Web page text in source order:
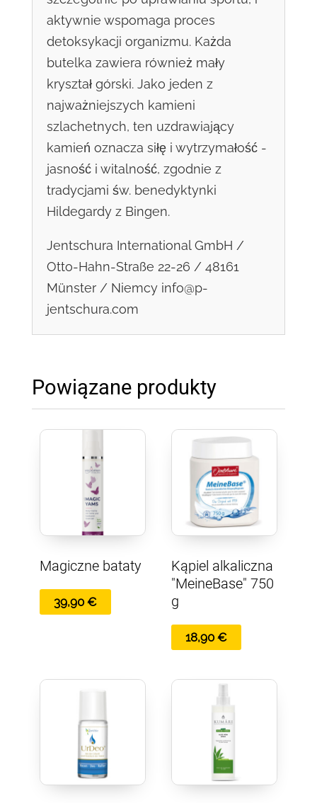
aktywnie wspomaga proces
detoksykacji organizmu. Każda
butelka zawiera również mały
kryształ górski. Jako jeden z
najważniejszych kamieni
szlachetnych, ten uzdrawiający
kamień oznacza siłę i wytrzymałość -
jasność i witalność, zgodnie z
tradycjami św. benedyktynki
Hildegardy z Bingen.
Jentschura International GmbH /
Otto-Hahn-Straße 22-26 / 48161
Münster / Niemcy info@p-
jentschura.com
Powiązane produkty
Magiczne bataty
39,90€
Kąpiel alkaliczna
"MeineBase" 750
g
18,90€